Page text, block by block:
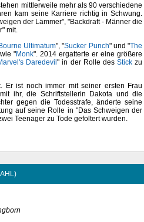
mittlerweile mehr als 90 verschiedene
kam seine Karriere richtig in Schwung.
der Lämmer", "Backdraft - Männer die
mit.
Ultimatum", "Sucker Punch" und "The
"Monk". 2014 ergatterte er eine größere
Daredevil" in der Rolle des Stickzu
Er ist noch immer mit seiner ersten Frau
ihr, die Schriftstellerin Dakota und die
gegen die Todesstrafe, änderte seine
auf seine Rolle in "Das Schweigen der
Teenager zu Tode gefoltert wurden.